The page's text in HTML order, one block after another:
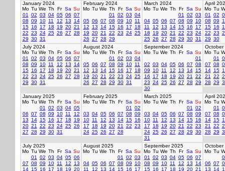
January 2024
Mo Tu We Th Fr Sa Su
01
02 03 04 05 06 07
08 09 10 11 12 13
14
15 16 17 18 19 20 21
22 23 24 25 26 27 28
29 30 31
February 2024
Mo Tu We Th Fr Sa Su
01
02 03 04
05 06 07 08 09 10 11
12
13 14 15 16 17
18
19 20 21 22 23 24 25
26 27 28 29
March 2024
Mo Tu We Th Fr Sa Su
01
02 03
04 05 06 07 08 09
10
11
12 13 14 15 16
17
18
19 20 21 22 23 24
25 26 27 28 29 30 31
April
Mo Tu
01
02
08 09
15 16
22 23
29 30
July 2024
Mo Tu We Th Fr Sa Su
01
02 03 04 05 06 07
08 09 10 11 12 13
14
15 16 17 18 19 20 21
22 23 24 25 26 27 28
29 30 31
August 2024
Mo Tu We Th Fr Sa Su
01
02 03 04
05 06 07 08 09 10 11
12
13 14 15 16 17
18
19 20 21 22 23 24 25
26 27 28 29 30 31
September 2024
Mo Tu We Th Fr Sa Su
01
02 03 04 05 06 07 08
09
10 11 12 13 14 15
16
17 18 19 20 21
22
23 24 25 26 27 28 29
30
October
Mo Tu
01
07 08
14 15
21
22
28 29
January 2025
Mo Tu We Th Fr Sa Su
01
02 03 04 05
06 07 08 09 10 11
12
13
14 15 16 17 18
19
20 21 22 23 24 25 26
27 28 29 30 31
February 2025
Mo Tu We Th Fr Sa Su
01
02
03 04 05 06 07 08 09
10 11 12 13 14 15 16
17
18 19 20 21 22 23
24 25 26 27 28
March 2025
Mo Tu We Th Fr Sa Su
01
02
03 04 05 06 07 08 09
10 11 12 13 14 15 16
17
18 19 20 21 22 23
24 25 26 27 28 29 30
31
April
Mo Tu
01
07 08
14 15
21
22
28 29
July 2025
Mo Tu We Th Fr Sa Su
01
02 03 04 05 06
07 08 09 10 11 12
13
14 15 16 17 18 19 20
August 2025
Mo Tu We Th Fr Sa Su
01
02 03
04 05 06 07 08 09
10
11
12 13 14 15 16 17
September 2025
Mo Tu We Th Fr Sa Su
01
02 03 04 05 06 07
08 09 10 11 12 13
14
15 16 17 18 19 20 21
October
Mo Tu
06 07
13
14